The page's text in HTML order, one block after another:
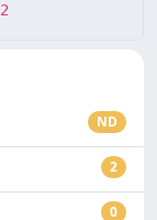
ND
2
0